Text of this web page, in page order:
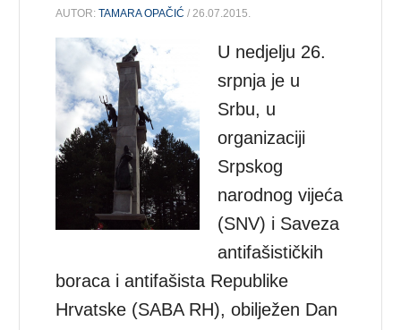
AUTOR:TAMARA OPAČIĆ / 26.07.2015.
U nedjelju 26.
srpnja je u
Srbu, u
organizaciji
Srpskog
narodnog vijeća
(SNV) i Saveza
antifašističkih
boraca i antifašista Republike
Hrvatske (SABA RH), obilježen Dan